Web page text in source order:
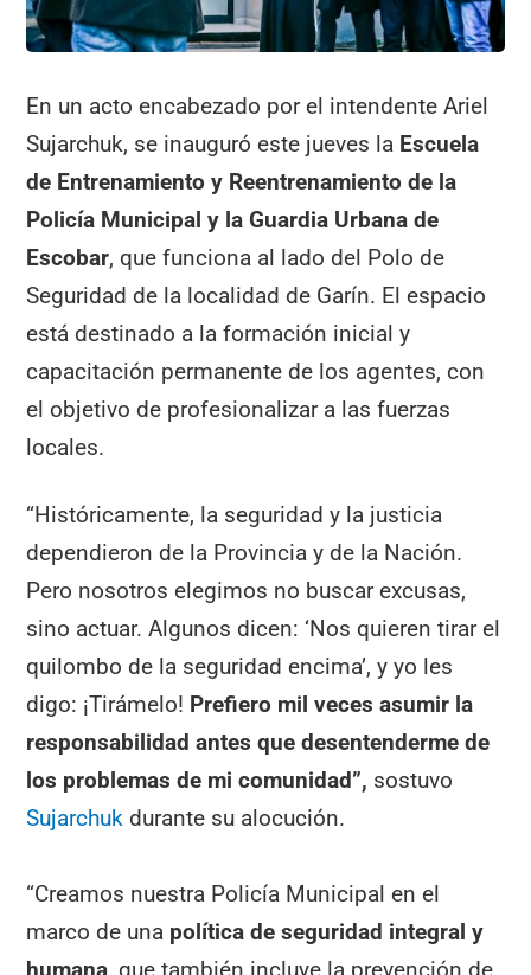
En un acto encabezado por el intendente Ariel
Sujarchuk, se inauguró este jueves la Escuela
de Entrenamiento y Reentrenamiento de la
Policía Municipal y la Guardia Urbana de
Escobar, que funciona al lado del Polo de
Seguridad de la localidad de Garín. El espacio
está destinado a la formación inicial y
capacitación permanente de los agentes, con
el objetivo de profesionalizar a las fuerzas
locales.
“Históricamente, la seguridad y la justicia
dependieron de la Provincia y de la Nación.
Pero nosotros elegimos no buscar excusas,
sino actuar. Algunos dicen: ‘Nos quieren tirar el
quilombo de la seguridad encima’, y yo les
digo: ¡Tirámelo! Prefiero mil veces asumir la
responsabilidad antes que desentenderme de
los problemas de mi comunidad”, sostuvo
Sujarchuk durante su alocución.
“Creamos nuestra Policía Municipal en el
marco de una política de seguridad integral y